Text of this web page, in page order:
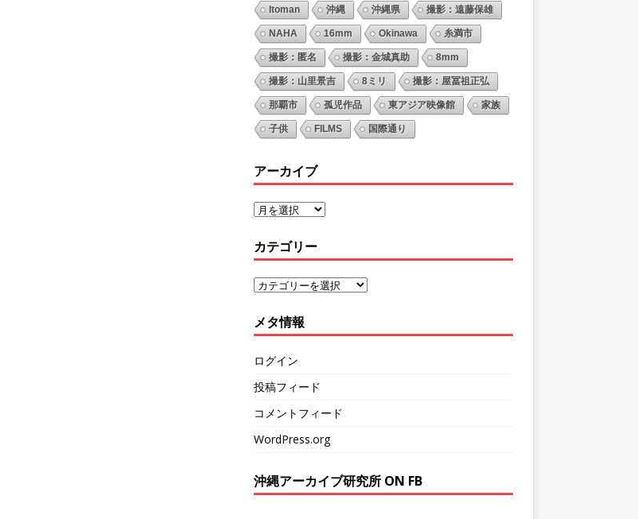
Itoman 沖縄 沖縄県 撮影：遠藤保雄
NAHA 16mm Okinawa 糸満市
撮影：匿名 撮影：金城真助 8mm
撮影：山里景吉 8ミリ 撮影：屋冨祖正弘
那覇市 孤児作品 東アジア映像館 家族
子供 FILMS 国際通り
アーカイブ
カテゴリー
メタ情報
ログイン
投稿フィード
コメントフィード
WordPress.org
沖縄アーカイブ研究所 ON FB